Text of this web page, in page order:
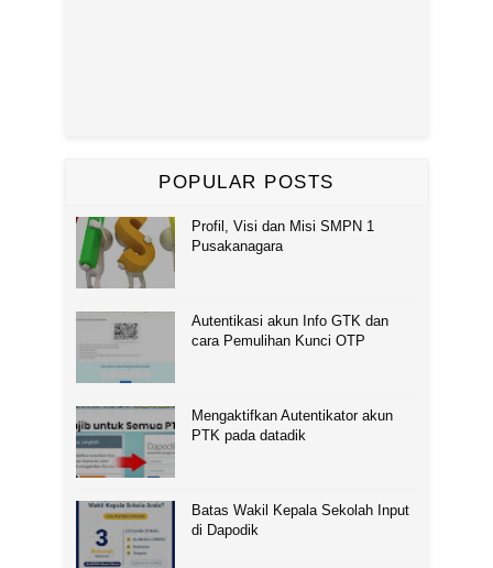
POPULAR POSTS
Profil, Visi dan Misi SMPN 1
Pusakanagara
Autentikasi akun Info GTK dan
cara Pemulihan Kunci OTP
Mengaktifkan Autentikator akun
PTK pada datadik
Batas Wakil Kepala Sekolah Input
di Dapodik